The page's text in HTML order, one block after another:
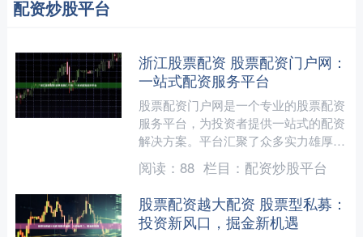
配资炒股平台
浙江股票配资 股票配资门户网：
一站式配资服务平台
股票配资门户网是一个专业的股票配资
服务平台，为投资者提供一站式的配资
解决方案。平台汇聚了众多实力雄厚的
配资公司，投资者可根据自身需求选择
合适的配资方案。 1. ....
阅读： 88 栏目： 配资炒股平台
股票配资越大配资 股票型私募：
投资新风口，掘金新机遇